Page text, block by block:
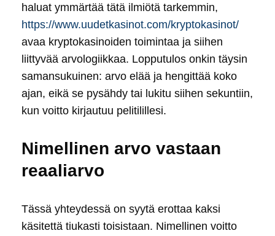
haluat ymmärtää tätä ilmiötä tarkemmin,
https://www.uudetkasinot.com/kryptokasinot/
avaa kryptokasinoiden toimintaa ja siihen
liittyvää arvologiikkaa. Lopputulos onkin täysin
samansukuinen: arvo elää ja hengittää koko
ajan, eikä se pysähdy tai lukitu siihen sekuntiin,
kun voitto kirjautuu pelitilillesi.
Nimellinen arvo vastaan
reaaliarvo
Tässä yhteydessä on syytä erottaa kaksi
käsitettä tiukasti toisistaan. Nimellinen voitto